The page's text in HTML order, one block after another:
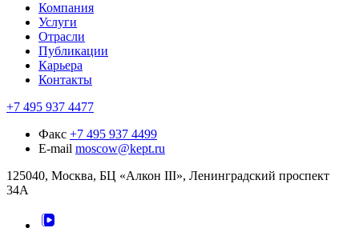
Компания
Услуги
Отрасли
Публикации
Карьера
Контакты
+7 495 937 4477
Факс +7 495 937 4499
E-mail moscow@kept.ru
125040, Москва, БЦ «Алкон III», Ленинградский проспект
34А